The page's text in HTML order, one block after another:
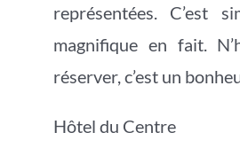
représentées. C’est
magnifique en fait.
réserver, c’est un
Hôtel du Centre